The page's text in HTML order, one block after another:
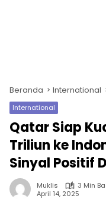
Beranda International
International
Qatar Siap
Triliun ke
Sinyal Positif
Muklis
3 Min
April 14, 2025